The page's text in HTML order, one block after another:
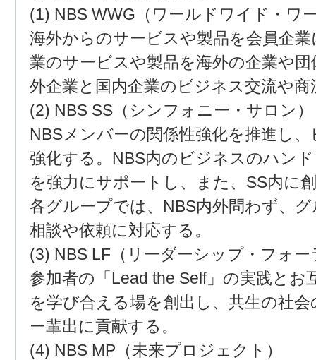
(1) NBS WWG（ワールドワイド・ワ
海外からのサービスや製品を会員企
業のサービスや製品を海外の企業や
外企業と国内企業のビジネス交流や
(2) NBS SS（シンフォニー・サロン）
NBSメンバーの関係性強化を推進し
強化する。NBS内のビジネスのハン
を強力にサポートし、また、SS内に
各グループでは、NBS内外問わず、
相談や依頼に対応する。
(3) NBS LF（リーダーシップ・フォー
参加者の「Lead the Self」の実践とお
を学び合える場を創出し、共生の社
ー輩出に貢献する。
(4) NBS MP（未来プロジェクト）